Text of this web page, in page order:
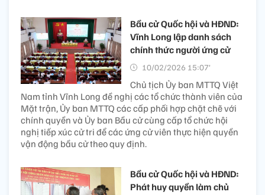
Bầu cử Quốc hội và HĐND:
Vĩnh Long lập danh sách
chính thức người ứng cử
10/02/2026 15:07’
Chủ tịch Ủy ban MTTQ Việt
Nam tỉnh Vĩnh Long đề nghị các tổ chức thành viên của
Mặt trận, Ủy ban MTTQ các cấp phối hợp chặt chẽ với
chính quyền và Ủy ban Bầu cử cùng cấp tổ chức hội
nghị tiếp xúc cử tri để các ứng cử viên thực hiện quyền
vận động bầu cử theo quy định.
Bầu cử Quốc hội và HĐND:
Phát huy quyền làm chủ